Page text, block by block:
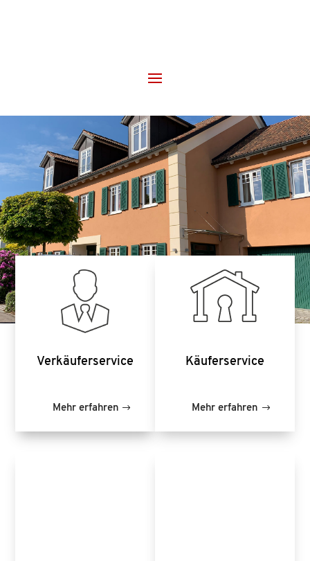
Verkäufer­service
Mehr erfahren
Käufer­service
Mehr erfahren